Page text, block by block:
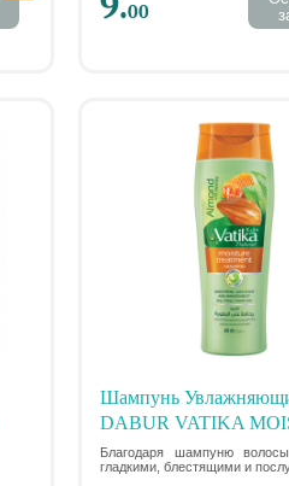
00
Шампунь
DABUR VATIKA
TREATMENT
МЛ.
Благодаря шампуню
гладкими, блестящими и